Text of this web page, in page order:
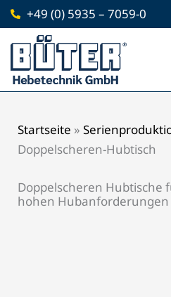
Zum
Inhalt
springen
+49 (0) 5935 – 7059-0
Startseite »
Doppelscheren-Hubtisch
Doppelscheren Hubtische
hohen Hubanforderungen